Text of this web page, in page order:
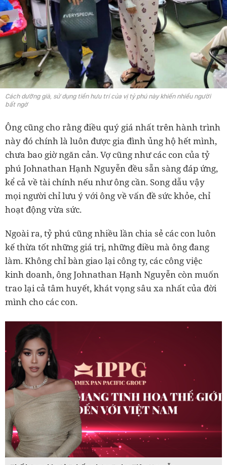
Cách dưỡng già, sử dụng tiền hưu trí của vị tỷ phú này khiến nhiều người
bất ngờ
Ông cũng cho rằng điều quý giá nhất trên hành trình
này đó chính là luôn được gia đình ủng hộ hết mình,
chưa bao giờ ngăn cản. Vợ cũng như các con của tỷ
phú Johnathan Hạnh Nguyễn đều sẵn sàng đáp ứng,
kể cả về tài chính nếu như ông cần. Song dẫu vậy
mọi người chỉ lưu ý với ông về vấn đề sức khỏe, chỉ
hoạt động vừa sức.
Ngoài ra, tỷ phú cũng nhiều lần chia sẻ các con luôn
kế thừa tốt những giá trị, những điều mà ông đang
làm. Không chỉ bàn giao lại công ty, các công việc
kinh doanh, ông Johnathan Hạnh Nguyễn còn muốn
trao lại cả tâm huyết, khát vọng sâu xa nhất của đời
mình cho các con.